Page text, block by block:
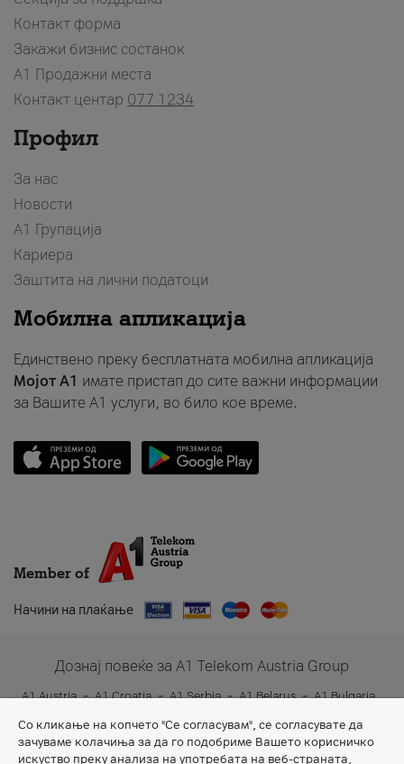
Контакт форма
Закажи бизнис состанок
A1 Продажни места
Контакт центар 077 1234
Профил
За нас
Новости
А1 Групација
Кариера
Заштита на лични податоци
Мобилна апликација
Единствено преку бесплатната мобилна апликација
Мојот A1 имате пристап до сите важни информации
за Вашите A1 услуги, во било кое време.
Member of
Начини на плаќање
Дознај повеќе за A1 Telekom Austria Group
A1 Austria A1 Croatia A1 Serbia A1 Belarus
A1 Bulgaria
Со кликање на копчето "Се согласувам", се согласувате да
зачуваме колачиња за да го подобриме Вашето корисничко
искуство преку анализа на употребата на веб-страната,